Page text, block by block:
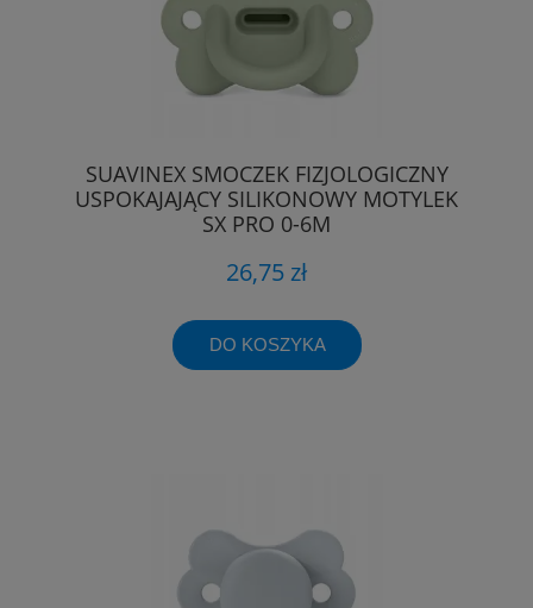
SUAVINEX SMOCZEK FIZJOLOGICZNY
USPOKAJAJĄCY SILIKONOWY MOTYLEK
SX PRO 0-6M
26,75 zł
DO KOSZYKA